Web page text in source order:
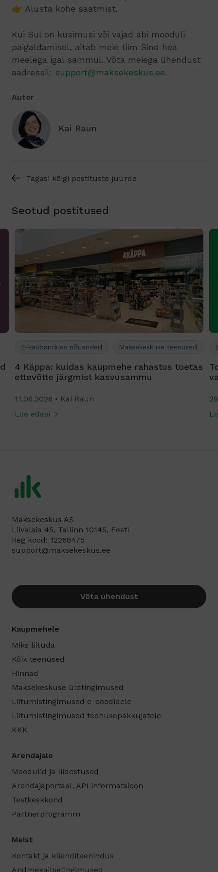
👉 Alusta kohe saatmist.
Kui Sul on küsimusi või vajad abi mooduli
paigaldamisel, aitab meie tiim Sind hea
meelega igal sammul. Võta meiega ühendust
aadressil: support@maksekeskus.ee.
Autor
Kai Raun
Tagasi kõigi postituste juurde
Seotud postitused
E-kaubanduse nõuanded Maksekeskuse teenused
4 Käppa: kuidas kaupmehe rahastus toetas
ettevõtte järgmist kasvusammu
11.06.2026
Kai Raun
Loe edasi
Maksekeskus AS
Liivalaia 45, Tallinn 10145, Eesti
Reg kood: 12268475
support@maksekeskus.ee
Võta ühendust
Kaupmehele
Miks liituda
Kõik teenused
Hinnad
Maksekeskuse üldtingimused
Liitumistingimused e-poodidele
Liitumistingimused teenusepakkujatele
KKK
Arendajale
Moodulid ja liidestused
Arendajaportaal, API informatsioon
Testkeskkond
Partnerprogramm
Meist
Kontakt ja klienditeenindus
Andmekaitsetingimused